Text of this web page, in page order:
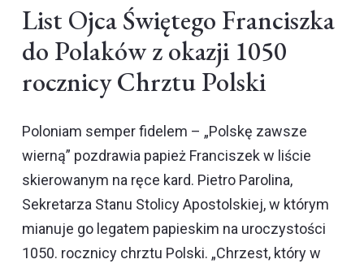
List Ojca Świętego Franciszka
do Polaków z okazji 1050
rocznicy Chrztu Polski
Poloniam semper fidelem – „Polskę zawsze
wierną” pozdrawia papież Franciszek w liście
skierowanym na ręce kard. Pietro Parolina,
Sekretarza Stanu Stolicy Apostolskiej, w którym
mianuje go legatem papieskim na uroczystości
1050. rocznicy chrztu Polski. „Chrzest, który w